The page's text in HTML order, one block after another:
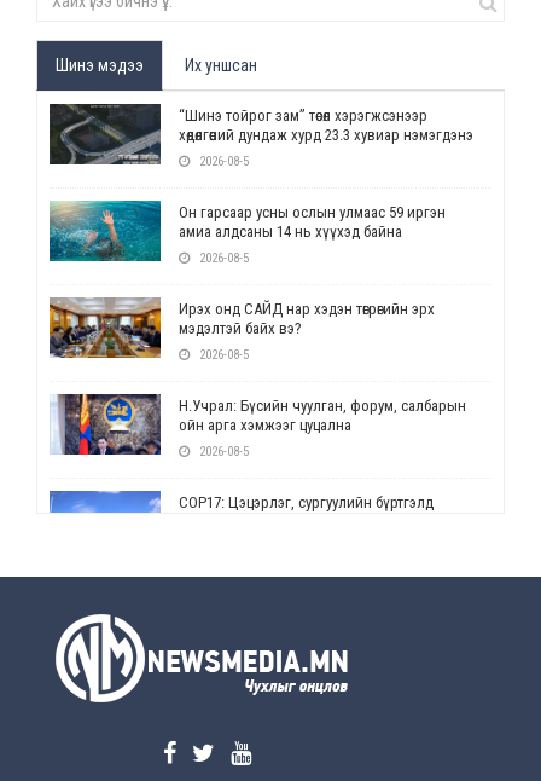
Шинэ мэдээ Их уншсан
“Шинэ тойрог зам” төсөл хэрэгжсэнээр
хөдөлгөөний дундаж хурд 23.3 хувиар нэмэгдэнэ
2026-08-5
Он гарсаар усны ослын улмаас 59 иргэн
амиа алдсаны 14 нь хүүхэд байна
2026-08-5
Ирэх онд САЙД нар хэдэн төгрөгийн эрх
мэдэлтэй байх вэ?
2026-08-5
Н.Учрал: Бүсийн чуулган, форум, салбарын
ойн арга хэмжээг цуцална
2026-08-5
СОР17: Цэцэрлэг, сургуулийн бүртгэлд
2026-08-5
2026-08-5